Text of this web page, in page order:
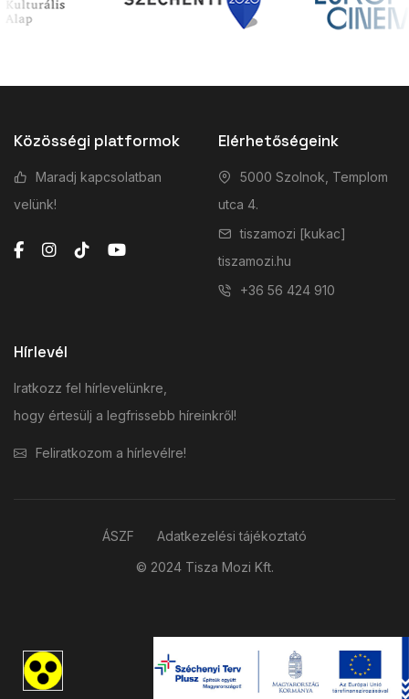
Közösségi platformok
Maradj kapcsolatban
velünk!
Elérhetőségeink
5000 Szolnok, Templom
utca 4.
tiszamozi [kukac]
tiszamozi.hu
+36 56 424 910
Hírlevél
Iratkozz fel hírlevelünkre,
hogy értesülj a legfrissebb híreinkről!
Feliratkozom a hírlevélre!
© 2024 Tisza Mozi Kft.
ÁSZF Adatkezelési tájékoztató